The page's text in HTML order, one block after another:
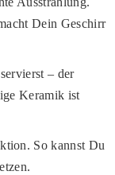
Dein Geschirr
– der
Keramik ist
So kannst Du